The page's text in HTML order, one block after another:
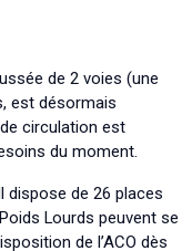
de 2 voies (une
est désormais
circulation est
du moment.
dispose de 26 places
Lourds peuvent se
de l’ACO dès